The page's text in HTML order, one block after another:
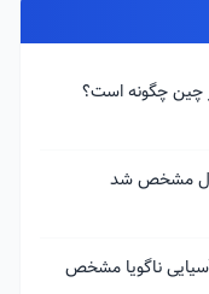
چین چگونه است؟
مشخص شد
ناگویا مشخص